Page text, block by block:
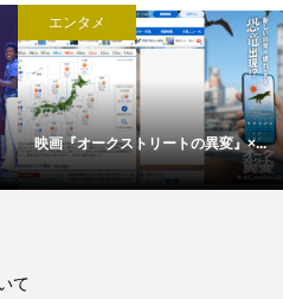
下ろし「2027年版 羽生結...
エンタ
【中島裕
て